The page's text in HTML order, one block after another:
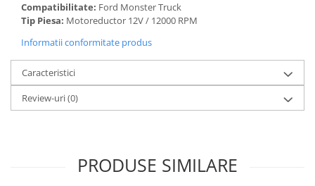
Compatibilitate: Ford Monster Truck
Tip Piesa: Motoreductor 12V / 12000 RPM
Informatii conformitate produs
Caracteristici
Review-uri(0)
PRODUSE SIMILARE